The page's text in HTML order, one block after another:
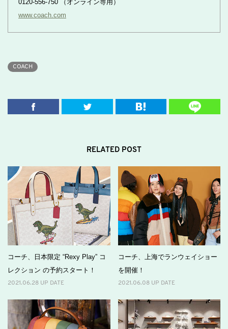
0120-556-750 （オンライン専用）
www.coach.com
COACH
RELATED POST
コーチ、日本限定 “Rexy Play” コ
レクション の予約スタート！
2021.06.28 UP DATE
コーチ、上海でランウェイショー
を開催！
2021.06.08 UP DATE